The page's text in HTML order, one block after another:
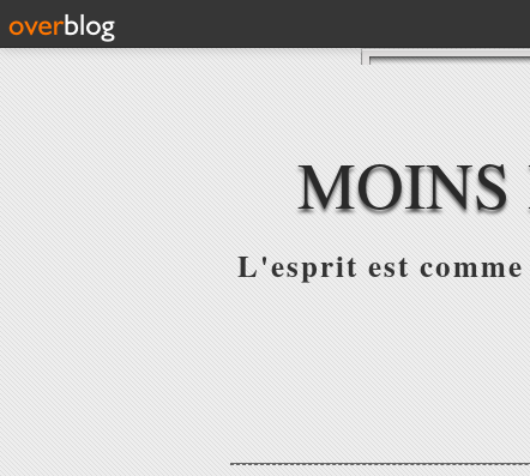
MOINS
L'esprit est